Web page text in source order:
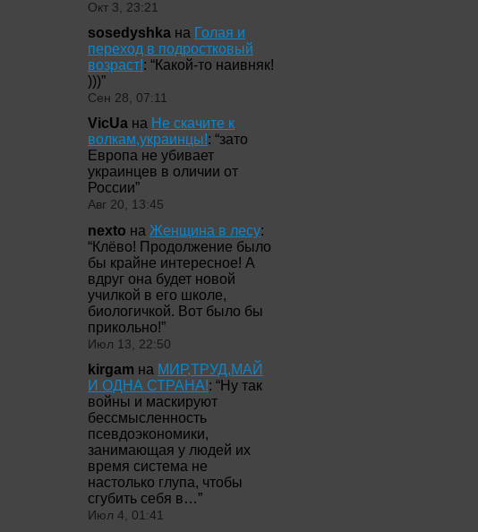
Окт 3, 23:21
sosedyshka на Голая и
переход в подростковый
возраст!: “Какой-то наивняк!
)))”
Сен 28, 07:11
VicUa на Не скачите к
волкам,украинцы!: “зато
Европа не убивает
украинцев в оличии от
России”
Авг 20, 13:45
nexto на Женщина в лесу:
“Клёво! Продолжение было
бы крайне интересное! А
вдруг она будет новой
училкой в его школе,
биологичкой. Вот было бы
прикольно!”
Июл 13, 22:50
kirgam на МИР,ТРУД,МАЙ
И ОДНА СТРАНА!: “Ну так
войны и маскируют
бессмысленность
псевдоэкономики,
занимающая у людей их
время система не
настолько глупа, чтобы
сгубить себя в…”
Июл 4, 01:41